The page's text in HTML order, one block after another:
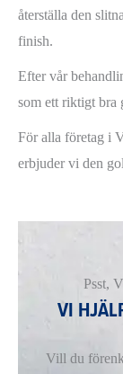
återställa den
finish.
Efter vår
som ett riktigt bra
För alla företag i
erbjuder vi den
Psst,
VI
Vill du